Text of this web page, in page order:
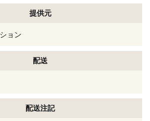
提供元
ョン
配送
配送注記